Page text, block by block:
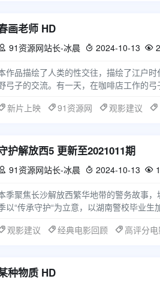
画老师 HD
 91资源网站长-冰晨  2024-10-13 
作品描绘了人类的性交往，描绘了江户
弓子的交流。有一天，在咖啡店工作的
新片上映
91资源网 观影建议
护解放西5 更新至2021011期
 91资源网站长-冰晨  2024-10-13 
季聚焦长沙解放西繁华地带的警务故事
以“传承守护“为立意，以湖南警校毕业
观影建议
经典电影回顾 高评分电
种物质 HD